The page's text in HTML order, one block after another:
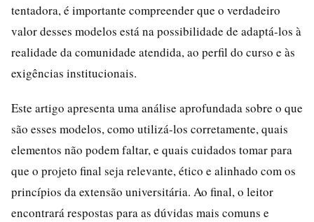
tentadora, é importante compreender que o verdadeiro
valor desses modelos está na possibilidade de adaptá-los à
realidade da comunidade atendida, ao perfil do curso e às
exigências institucionais.
Este artigo apresenta uma análise aprofundada sobre o que
são esses modelos, como utilizá-los corretamente, quais
elementos não podem faltar, e quais cuidados tomar para
que o projeto final seja relevante, ético e alinhado com os
princípios da extensão universitária. Ao final, o leitor
encontrará respostas para as dúvidas mais comuns e